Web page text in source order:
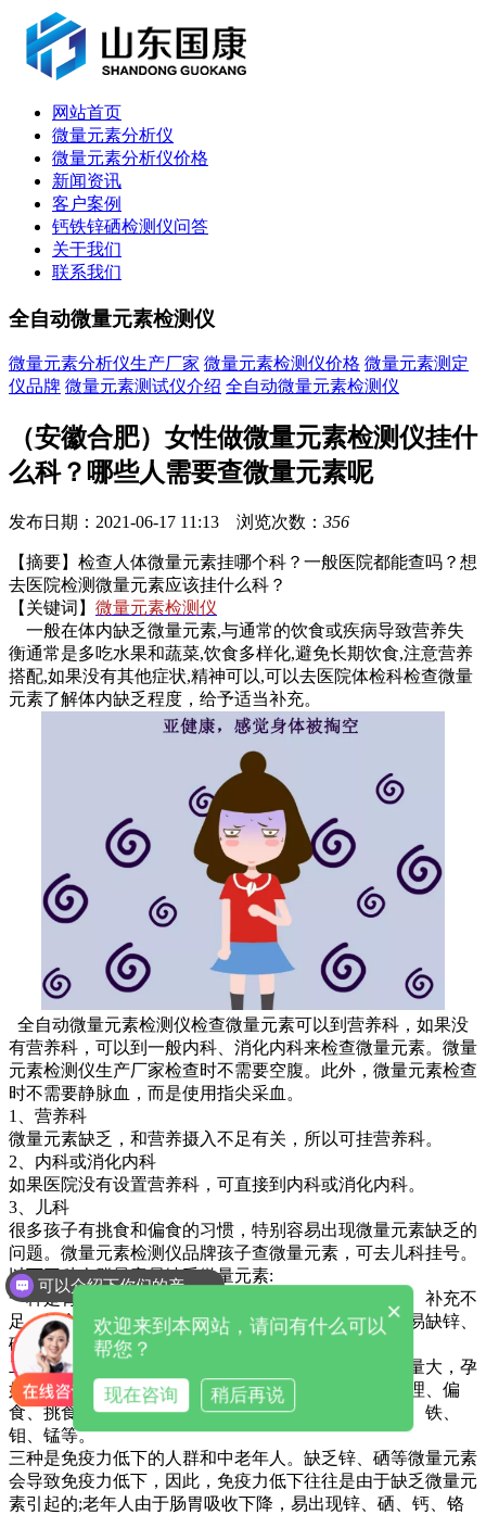
网站首页
微量元素分析仪
微量元素分析仪价格
新闻资讯
客户案例
钙铁锌硒检测仪问答
关于我们
联系我们
全自动微量元素检测仪
微量元素分析仪生产厂家 微量元素检测仪价格 微量元素测定
仪品牌 微量元素测试仪介绍 全自动微量元素检测仪
（安徽合肥）女性做微量元素检测仪挂什
么科？哪些人需要查微量元素呢
发布日期：2021-06-17 11:13 浏览次数： 356
【摘要】检查人体微量元素挂哪个科？一般医院都能查吗？想
去医院检测微量元素应该挂什么科？
【关键词】 微量元素检测仪
一般在体内缺乏微量元素,与通常的饮食或疾病导致营养失
衡通常是多吃水果和蔬菜,饮食多样化,避免长期饮食,注意营养
搭配,如果没有其他症状,精神可以,可以去医院体检科检查微量
元素了解体内缺乏程度，给予适当补充。
全自动微量元素检测仪检查微量元素可以到营养科，如果没
有营养科，可以到一般内科、消化内科来检查微量元素。微量
元素检测仪生产厂家检查时不需要空腹。此外，微量元素检查
时不需要静脉血，而是使用指尖采血。
1、营养科
微量元素缺乏，和营养摄入不足有关，所以可挂营养科。
2、内科或消化内科
如果医院没有设置营养科，可直接到内科或消化内科。
3、儿科
很多孩子有挑食和偏食的习惯，特别容易出现微量元素缺乏的
问题。微量元素检测仪品牌孩子查微量元素，可去儿科挂号。
以下三种人群最容易缺乏微量元素:
一种是青少年和儿童。由于生长发育迅速、消费量大、补充不
足、饮食结构不合理、厌食、偏食、易生病等原因，易缺锌、
硒、碘、钙、铁等。
二种是孕妇和哺乳期妇女。由于胎儿生长发育快，食量大，孕
妇由于妊娠反应往往会导致摄入不足、饮食结构不合理、偏
食、挑食、生病等原因，容易缺锌、硒、钙、碘、钙、铁、
钼、锰等。
三种是免疫力低下的人群和中老年人。缺乏锌、硒等微量元素
会导致免疫力低下，因此，免疫力低下往往是由于缺乏微量元
素引起的;老年人由于肠胃吸收下降，易出现锌、硒、钙、铬
可以介绍下你们的产品么
×
欢迎来到本网站，请问有什么可以
帮您？
现在咨询 稍后再说